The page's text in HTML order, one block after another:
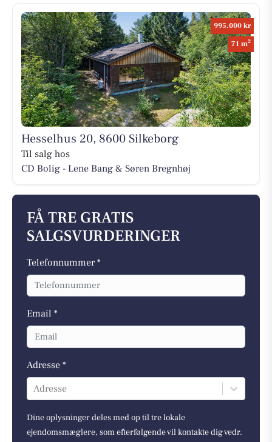
995.000 kr
71 m2
Hesselhus 20, 8600 Silkeborg
Til salg hos
CD Bolig - Lene Bang & Søren Bregnhøj
FÅ TRE GRATIS
SALGSVURDERINGER
Telefonnummer *
Email *
Adresse *
Adresse
Dine oplysninger deles med op til tre lokale
ejendomsmæglere, som efterfølgende vil kontakte dig vedr.